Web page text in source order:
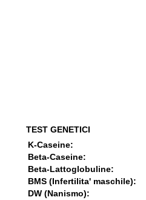
TEST GENETICI
K-Caseine:
Beta-Caseine:
Beta-Lattoglobuline:
BMS (Infertilita' maschile):
DW (Nanismo):